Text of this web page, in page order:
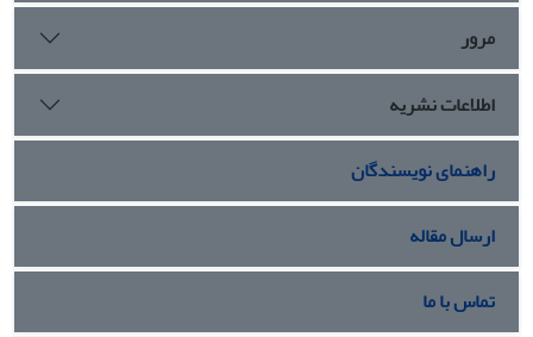
مرور
اطلاعات نشریه
راهنمای نویسندگان
ارسال مقاله
تماس با ما